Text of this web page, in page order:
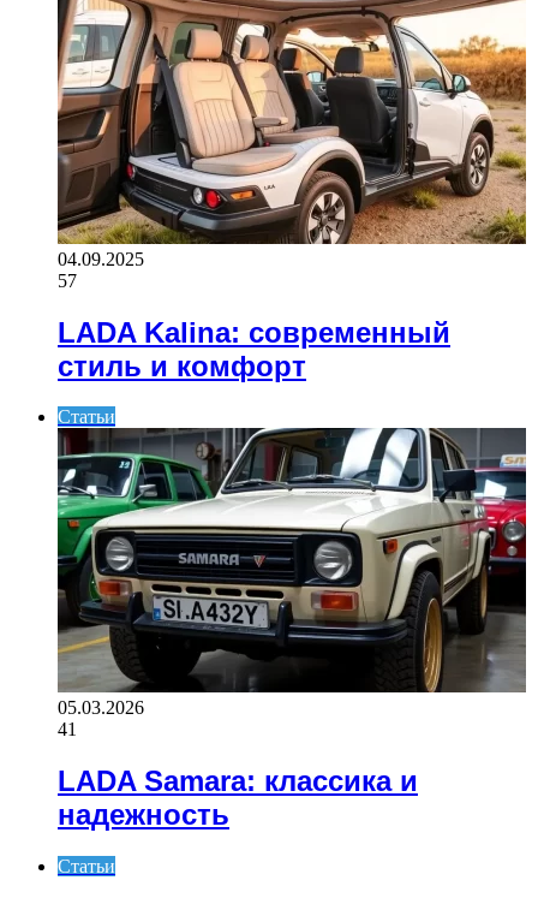
04.09.2025
57
LADA Kalina: современный
стиль и комфорт
Статьи
05.03.2026
41
LADA Samara: классика и
надежность
Статьи